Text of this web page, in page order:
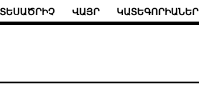
ՏԵՍԱԾՐԻՉ ՎԱՅՐ ԿԱՏԵԳՈՐԻԱՆԵՐ